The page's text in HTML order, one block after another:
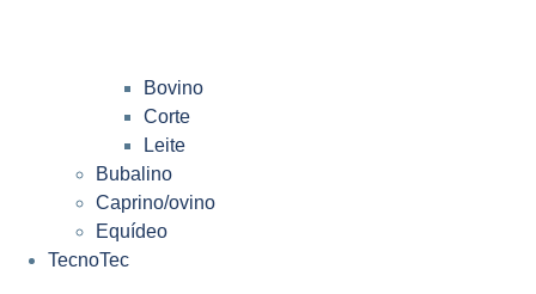
Bovino
Corte
Leite
Bubalino
Caprino/ovino
Equídeo
TecnoTec